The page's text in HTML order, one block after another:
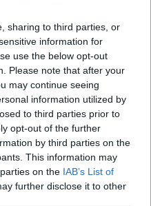
sharing to third parties, or
information for
use the below opt-out
Please note that after your
may continue seeing
information utilized by
to third parties prior to
opt-out of the further
by third parties on the
This information may
on the IAB’s List of
further disclose it to other
υποτροφίες
Δ.